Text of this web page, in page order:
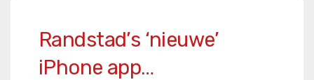
Randstad’s ‘nieuwe’
iPhone app…